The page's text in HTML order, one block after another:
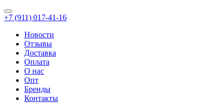
+7 (911) 017-41-16
Новости
Отзывы
Доставка
Оплата
О нас
Опт
Бренды
Контакты